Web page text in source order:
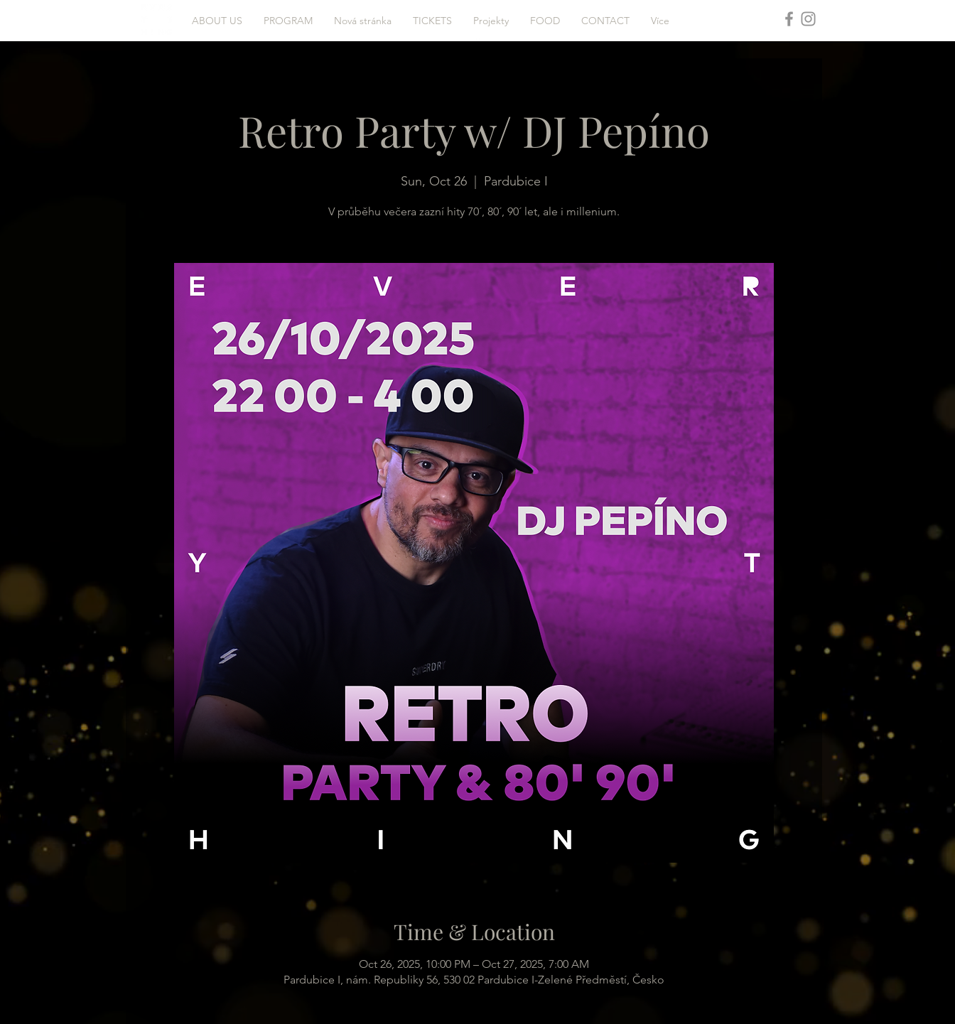
ABOUT US PROGRAM Nová stránka TICKETS Projekty FOOD CONTACT Více
Retro Party w/ DJ Pepíno
Sun, Oct 26
  |
Pardubice I
V průběhu večera zazní hity 70´, 80´, 90´ let, ale i millenium.
Time & Location
Oct 26, 2025, 10:00 PM – Oct 27, 2025, 7:00 AM
Pardubice I, nám. Republiky 56, 530 02 Pardubice I-Zelené Předměstí, Česko